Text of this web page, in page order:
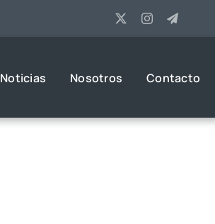
Noticias Nosotros Contacto